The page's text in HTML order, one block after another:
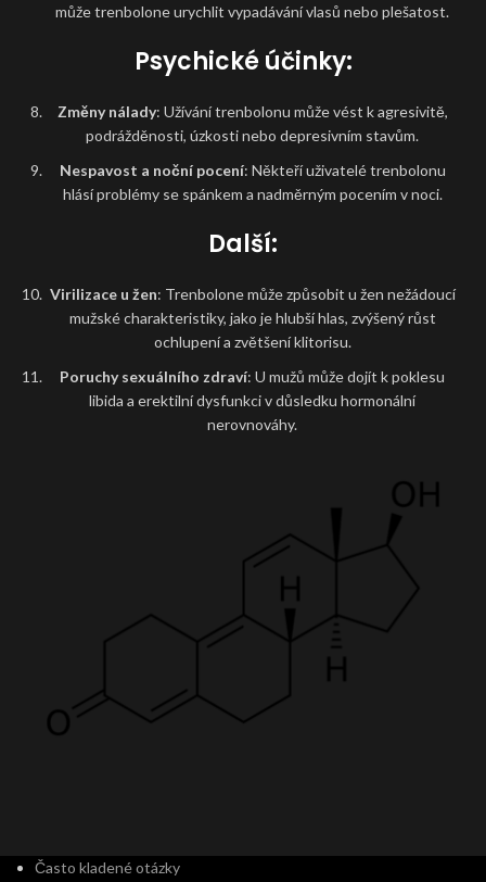
může trenbolone urychlit vypadávání vlasů nebo plešatost.
Psychické účinky:
Změny nálady: Užívání trenbolonu může vést k agresivitě,
podrážděnosti, úzkosti nebo depresivním stavům.
Nespavost a noční pocení: Někteří uživatelé trenbolonu
hlásí problémy se spánkem a nadměrným pocením v noci.
Další:
Virilizace u žen: Trenbolone může způsobit u žen nežádoucí
mužské charakteristiky, jako je hlubší hlas, zvýšený růst
ochlupení a zvětšení klitorisu.
Poruchy sexuálního zdraví: U mužů může dojít k poklesu
libida a erektilní dysfunkci v důsledku hormonální
nerovnováhy.
Často kladené otázky